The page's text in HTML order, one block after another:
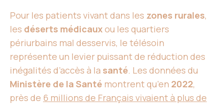
Pour les patients vivant dans les zones rurales,
les déserts médicauxou les quartiers
périurbains mal desservis, le télésoin
représente un levier puissant de réduction des
inégalités d’accès à la santé. Les données du
Ministère de la Santé montrent qu’en 2022,
près de 6 millions de Français vivaient à plus de